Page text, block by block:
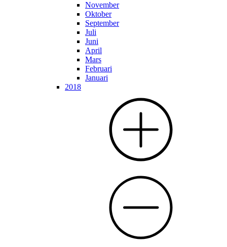
November
Oktober
September
Juli
Juni
April
Mars
Februari
Januari
2018